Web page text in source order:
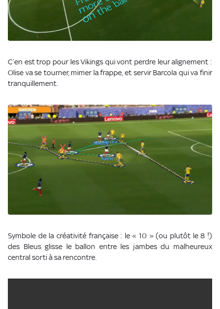
C’en est trop pour les Vikings qui vont perdre leur alignement :
Olise va se tourner, mimer la frappe, et servir Barcola qui va finir
tranquillement.
Symbole de la créativité française : le « 10 » (ou plutôt le 8 !)
des Bleus glisse le ballon entre les jambes du malheureux
central sorti à sa rencontre.